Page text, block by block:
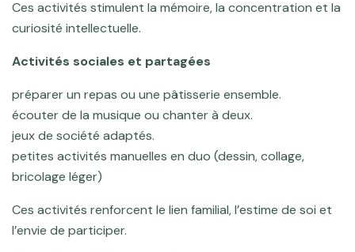
Ces activités stimulent la mémoire, la concentration et la
curiosité intellectuelle.
Activités sociales et partagées
préparer un repas ou une pâtisserie ensemble.
écouter de la musique ou chanter à deux.
jeux de société adaptés.
petites activités manuelles en duo (dessin, collage,
bricolage léger)
Ces activités renforcent le lien familial, l’estime de soi et
l’envie de participer.